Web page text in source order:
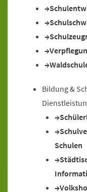
Bildung &
Schulen